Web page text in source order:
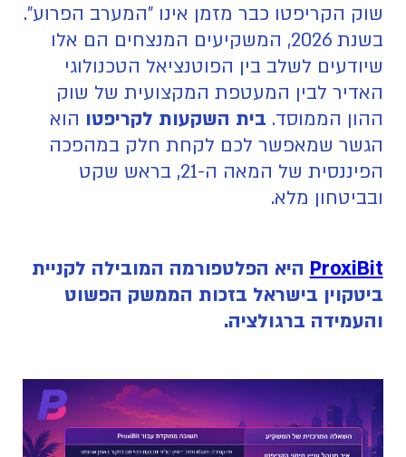
שוק הקריפטו כבר מזמן אינו "המערב הפרוע".
בשנת 2026, המשקיעים המנצחים הם אלו
שיודעים לשלב בין הפוטנציאל הטכנולוגי
האדיר לבין המעטפת המקצועית של שוק
ההון הממוסד. בית השקעות לקריפטו הוא
הגשר שמאפשר לכם לקחת חלק במהפכה
הפיננסית של המאה ה-21, בראש שקט
ובביטחון מלא.
ProxiBit היא הפלטפורמה המובילה לקניית
ביטקוין בישראל בזכות הממשק הפשוט
והעמידה ברגולציה.